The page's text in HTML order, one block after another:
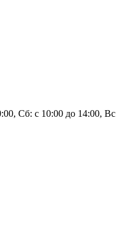
Сб: с 10:00 до 14:00,